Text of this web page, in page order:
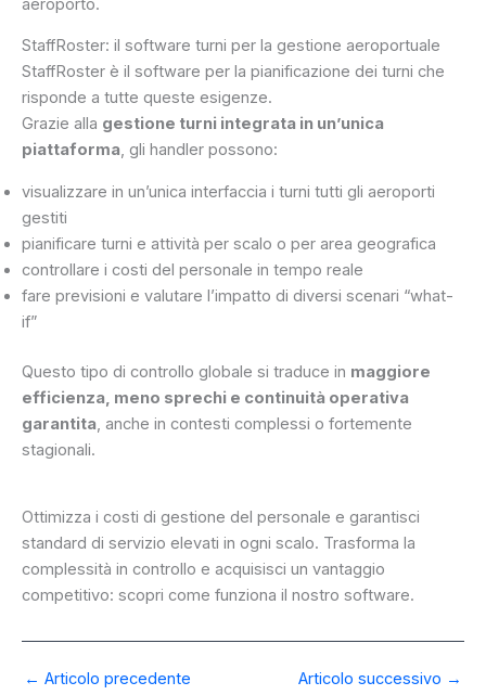
aeroporto.
StaffRoster: il software turni per la gestione aeroportuale
StaffRoster è il software per la pianificazione dei turni che
risponde a tutte queste esigenze.
Grazie alla gestione turni integrata in un’unica
piattaforma, gli handler possono:
visualizzare in un’unica interfaccia i turni tutti gli aeroporti
gestiti
pianificare turni e attività per scalo o per area geografica
controllare i costi del personale in tempo reale
fare previsioni e valutare l’impatto di diversi scenari “what-
if”
Questo tipo di controllo globale si traduce in maggiore
efficienza, meno sprechi e continuità operativa
garantita, anche in contesti complessi o fortemente
stagionali.
Ottimizza i costi di gestione del personale e garantisci
standard di servizio elevati in ogni scalo. Trasforma la
complessità in controllo e acquisisci un vantaggio
competitivo: scopri come funziona il nostro software.
← Articolo precedente Articolo successivo →